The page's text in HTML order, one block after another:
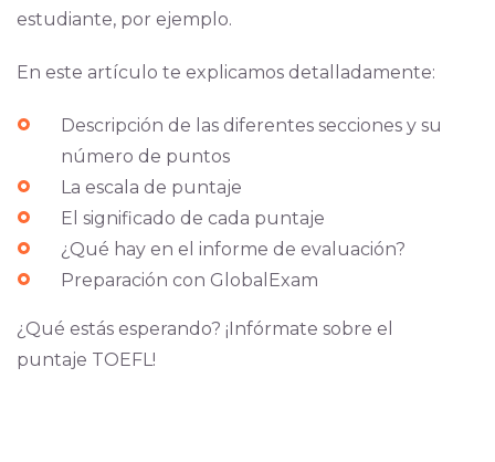
estudiante, por ejemplo.
En este artículo te explicamos detalladamente:
Descripción de las diferentes secciones y su
número de puntos
La escala de puntaje
El significado de cada puntaje
¿Qué hay en el informe de evaluación?
Preparación con GlobalExam
¿Qué estás esperando? ¡Infórmate sobre el
puntaje TOEFL!